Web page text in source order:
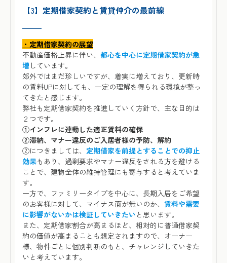
【3】 定期借家契約と賃貸仲介の最前線
・定期借家契約の展望
不動産価格上昇に伴い、 都心を中心に定期借家契約が急
増 しています。
郊外ではまだ珍しいですが、着実に増えており、更新時
の賃料UPに対しても、一定の理解を得られる環境が整っ
てきたと感じます。
弊社も定期借家契約を推進していく方針で、主な目的は
２つです。
①インフレに連動した適正賃料の確保
②滞納、マナー違反のご入居者様の予防、解約
②につきましては、 定期借家を前提とすることでの抑止
効果もあり、過剰要求やマナー違反をされる方を避ける
ことで、建物全体の維持管理にも寄与すると考えていま
す。
一方で、ファミリータイプを中心に、長期入居をご希望
のお客様に対して、マイナス面が無いのか、 賃料や需要
に影響がないかは検証していきたい と思います。
また、定期借家割合が高まるほど、相対的に普通借家契
約の価値が高まることも想定されますので、オーナー
様、物件ごとに個別判断のもと、チャレンジしていきた
いと考えています。